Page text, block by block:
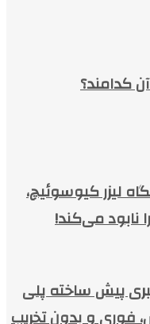
کدامند؟
لیزر کیوسوئیچ،
نابود می‌کند!
پیش ساخته پلی
فوری و بدون تخریب